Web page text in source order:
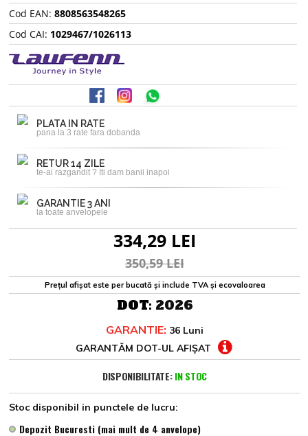
Cod EAN: 8808563548265
Cod CAI: 1029467/1026113
PLATA IN RATE
pana la 3 rate fara dobanda
RETUR 14 ZILE
te-ai razgandit ? Iti dam banii inapoi
GARANTIE 3 ANI
la toate anvelopele
334,29 LEI
350,59 LEI
Prețul afișat este per bucată și include TVA și ecovaloarea
DOT: 2026
GARANTIE: 36 Luni
GARANTĂM DOT-UL AFIȘAT
DISPONIBILITATE: IN STOC
Stoc disponibil in punctele de lucru:
Depozit Bucuresti (mai mult de 4 anvelope)